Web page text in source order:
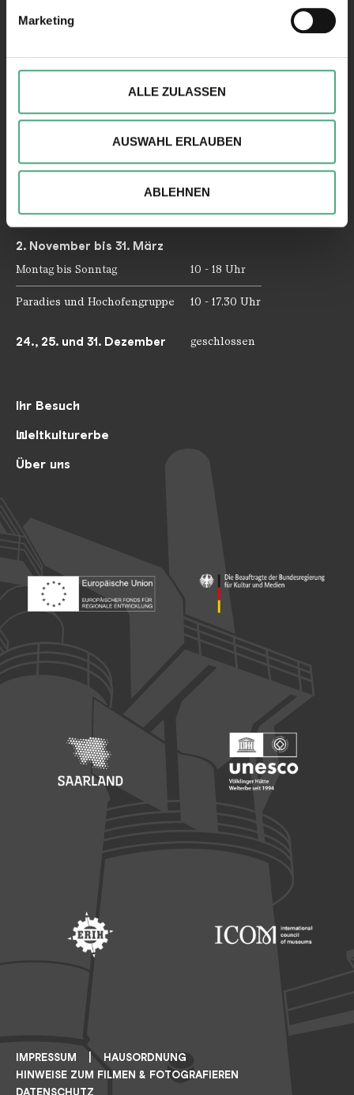
Erfahren Sie mehr darüber, wie Ihre persönlichen Daten
verarbeitet werden, und legen Sie Ihre Präferenzen im
Wir verwenden ggfs. Cookies, um Inhalte und Anzeigen
können und die Zugriffe auf unsere Website zu
analysieren. Außerdem geben wir ggfs. Informationen zu
Ihrer Verwendung unserer Website an unsere Partner für
Partner führen diese Informationen möglicherweise mit
weiteren Daten zusammen, die Sie ihnen bereitgestellt
Marketing
ALLE ZULASSEN
AUSWAHL ERLAUBEN
ABLEHNEN
mail@voelklinger-huette.org
Ihr Besuch
Weltkulturerbe
Über uns
Öffnungszeiten
362 Tage im Jahr geöffnet!
1. April bis 1. November
Montag bis Sonntag 10 - 19 Uhr
2. November bis 31. März
Montag bis Sonntag 10 - 18 Uhr
Paradies und Hochofengruppe 10 - 17.30 Uhr
24., 25. und 31. Dezember geschlossen
IMPRESSUM
HAUSORDNUNG
HINWEISE ZUM FILMEN & FOTOGRAFIEREN
DATENSCHUTZ